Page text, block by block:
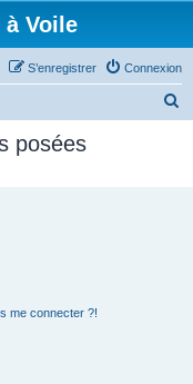
Voile
Connexion
S’enregistrer
posées
me connecter ?!